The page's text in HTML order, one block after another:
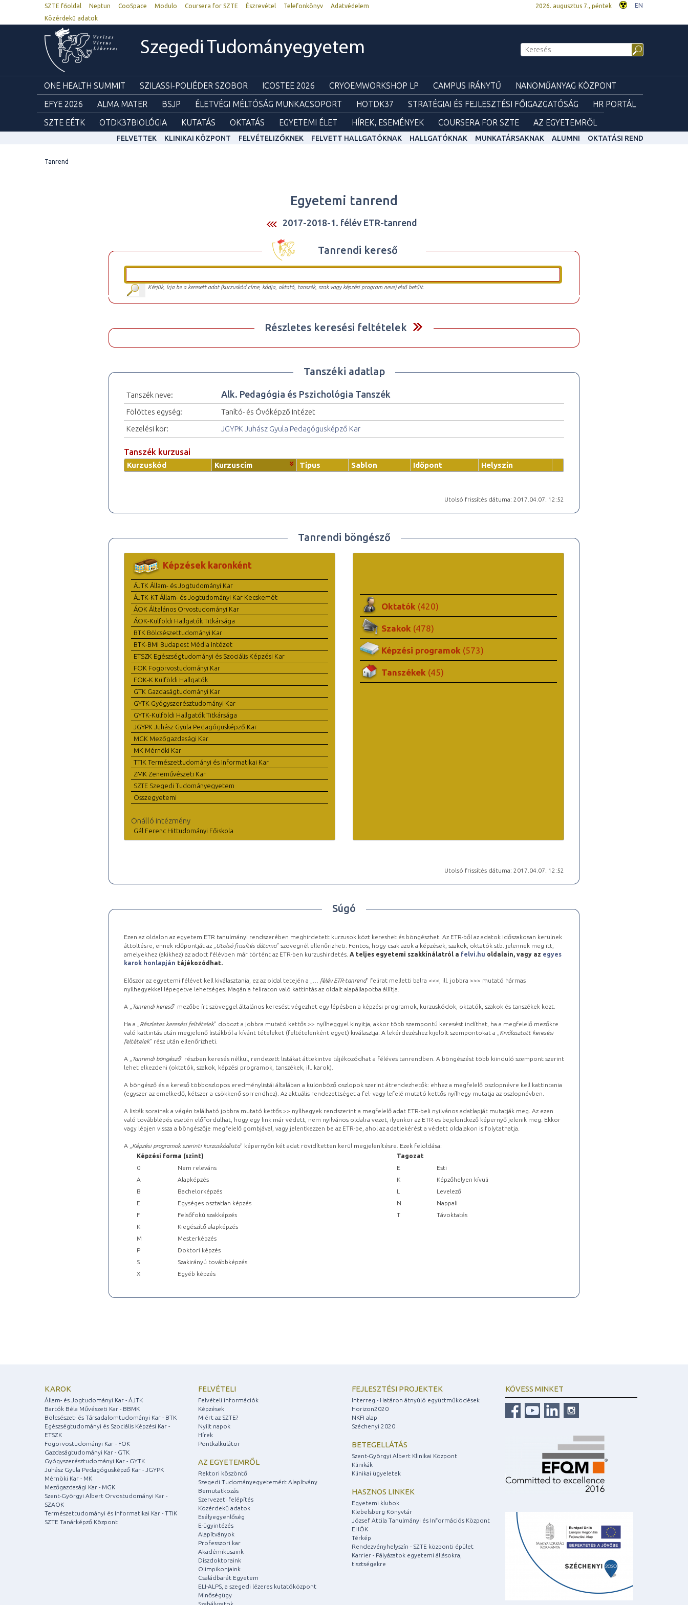
SZTE főoldal Neptun CooSpace Modulo Coursera for SZTE Észrevétel Telefonkönyv
Adatvédelem
Közérdekű adatok
2026. augusztus 7., péntek EN
Szegedi Tudományegyetem
ONE HEALTH SUMMIT SZILASSI-POLIÉDER SZOBOR ICOSTEE 2026 CRYOEMWORKSHOP LP CAMPUS IRÁNYTŰ
NANOMŰANYAG KÖZPONT
EFYE 2026
ALMA MATER BSJP ÉLETVÉGI MÉLTÓSÁG MUNKACSOPORT HOTDK37 STRATÉGIAI ÉS FEJLESZTÉSI FŐIGAZGATÓSÁG
HR PORTÁL
SZTE EÉTK
OTDK37BIOLÓGIA KUTATÁS OKTATÁS EGYETEMI ÉLET HÍREK, ESEMÉNYEK COURSERA FOR SZTE AZ EGYETEMRŐL
FELVETTEK KLINIKAI KÖZPONT FELVÉTELIZŐKNEK FELVETT HALLGATÓKNAK HALLGATÓKNAK MUNKATÁRSAKNAK ALUMNI OKTATÁSI REND
Tanrend
Egyetemi tanrend
2017-2018-1. félév ETR-tanrend
Tanrendi kereső
Kérjük, írja be a keresett adat (kurzuskód címe, kódja, oktató, tanszék, szak vagy képzési program neve) első betűit.
Részletes keresési feltételek
Tanszéki adatlap
Tanszék neve: Alk. Pedagógia és Pszichológia Tanszék
Fölöttes egység:
Tanító- és Óvóképző Intézet
Kezelési kör:
JGYPK Juhász Gyula Pedagógusképző Kar
Tanszék kurzusai
Kurzuskód Kurzuscím Típus Sablon Időpont Helyszín
Utolsó frissítés dátuma: 2017.04.07. 12:52
Tanrendi böngésző
Képzések karonként
ÁJTK Állam- és Jogtudományi Kar
ÁJTK-KT Állam- és Jogtudományi Kar Kecskemét
ÁOK Általános Orvostudományi Kar
ÁOK-Külföldi Hallgatók Titkársága
BTK Bölcsészettudományi Kar
BTK-BMI Budapest Média Intézet
ETSZK Egészségtudományi és Szociális Képzési Kar
FOK Fogorvostudományi Kar
FOK-K Külföldi Hallgatók
GTK Gazdaságtudományi Kar
GYTK Gyógyszerésztudományi Kar
GYTK-Külföldi Hallgatók Titkársága
JGYPK Juhász Gyula Pedagógusképző Kar
MGK Mezőgazdasági Kar
MK Mérnöki Kar
TTIK Természettudományi és Informatikai Kar
ZMK Zeneművészeti Kar
SZTE Szegedi Tudományegyetem
Összegyetemi
Önálló intézmény
Gál Ferenc Hittudományi Főiskola
Oktatók (420)
Szakok (478)
Képzési programok (573)
Tanszékek (45)
Utolsó frissítés dátuma: 2017.04.07. 12:52
Súgó
Ezen az oldalon az egyetem ETR tanulmányi rendszerében meghirdetett kurzusok közt kereshet és böngészhet. Az ETR-ből az adatok időszakosan kerülnek
áttöltésre, ennek időpontját az „ Utolsó frissítés dátuma” szövegnél ellenőrizheti. Fontos, hogy csak azok a képzések, szakok, oktatók stb. jelennek meg itt,
amelyekhez (akikhez) az adott félévben már történt az ETR-ben kurzushirdetés. A teljes egyetemi szakkínálatról a felvi.hu oldalain, vagy az egyes
karok honlapján tájékozódhat.
Először az egyetemi félévet kell kiválasztania, ez az oldal tetején a „ … félév ETR-tanrend” felirat melletti balra <<<, ill. jobbra >>> mutató hármas
nyílhegyekkel lépegetve lehetséges. Magán a feliraton való kattintás az oldalt alapállapotba állítja.
A „ Tanrendi kereső” mezőbe írt szöveggel általános keresést végezhet egy lépésben a képzési programok, kurzuskódok, oktatók, szakok és tanszékek közt.
Ha a „ Részletes keresési feltételek” dobozt a jobbra mutató kettős >> nyílheggyel kinyitja, akkor több szempontú keresést indíthat, ha a megfelelő mezőkre
való kattintás után megjelenő listákból a kívánt tételeket (feltételenként egyet) kiválasztja. A lekérdezéshez kijelölt szempontokat a „ Kiválasztott keresési
feltételek” rész után ellenőrizheti.
A „ Tanrendi böngésző” részben keresés nélkül, rendezett listákat áttekintve tájékozódhat a féléves tanrendben. A böngészést több kiinduló szempont szerint
lehet elkezdeni (oktatók, szakok, képzési programok, tanszékek, ill. karok).
A böngésző és a kereső többoszlopos eredménylistái általában a különböző oszlopok szerint átrendezhetők: ehhez a megfelelő oszlopnévre kell kattintania
(egyszer az emelkedő, kétszer a csökkenő sorrendhez). Az aktuális rendezettséget a fel- vagy lefelé mutató kettős nyílhegy mutatja az oszlopnévben.
A listák sorainak a végén található jobbra mutató kettős >> nyílhegyek rendszerint a megfelelő adat ETR-beli nyilvános adatlapját mutatják meg. Az ezen
való továbblépés esetén előfordulhat, hogy egy link már védett, nem nyilvános oldalra vezet, ilyenkor az ETR-es bejelentkező képernyő jelenik meg. Ekkor
vagy lépjen vissza a böngészője megfelelő gombjával, vagy jelentkezzen be az ETR-be, ahol az adatlekérést a védett oldalakon is folytathatja.
A „ Képzési programok szerinti kurzuskódlista” képernyőn két adat rövidítetten kerül megjelenítésre. Ezek feloldása:
Képzési forma (szint)
Tagozat
0
Nem releváns E
Esti
A
Alapképzés K
Képzőhelyen kívüli
B
Bachelorképzés L
Levelező
E
Egységes osztatlan képzés N
Nappali
F
Felsőfokú szakképzés T
Távoktatás
K
Kiegészítő alapképzés
M
Mesterképzés
P
Doktori képzés
S
Szakirányú továbbképzés
X
Egyéb képzés
KAROK
Állam- és Jogtudományi Kar - ÁJTK
Bartók Béla Művészeti Kar - BBMK
Bölcsészet- és Társadalomtudományi Kar - BTK
Egészségtudományi és Szociális Képzési Kar -
ETSZK
Fogorvostudományi Kar - FOK
Gazdaságtudományi Kar - GTK
Gyógyszerésztudományi Kar - GYTK
Juhász Gyula Pedagógusképző Kar - JGYPK
Mérnöki Kar - MK
Mezőgazdasági Kar - MGK
Szent-Györgyi Albert Orvostudományi Kar -
SZAOK
Természettudományi és Informatikai Kar - TTIK
SZTE Tanárképző Központ
FELVÉTELI
Felvételi információk
Képzések
Miért az SZTE?
Nyílt napok
Hírek
Pontkalkulátor
AZ EGYETEMRŐL
Rektori köszöntő
Szegedi Tudományegyetemért Alapítvány
Bemutatkozás
Szervezeti felépítés
Közérdekű adatok
Esélyegyenlőség
E-ügyintézés
Alapítványok
Professzori kar
Akadémikusaink
Díszdoktoraink
Olimpikonjaink
Családbarát Egyetem
ELI-ALPS, a szegedi lézeres kutatóközpont
Minőségügy
Szabályzatok
FEJLESZTÉSI PROJEKTEK
Interreg - Határon átnyúló együttműködések
Horizon2020
NKFI alap
Széchenyi 2020
BETEGELLÁTÁS
Szent-Györgyi Albert Klinikai Központ
Klinikák
Klinikai ügyeletek
HASZNOS LINKEK
Egyetemi klubok
Klebelsberg Könyvtár
József Attila Tanulmányi és Információs Központ
EHÖK
Térkép
Rendezvényhelyszín - SZTE központi épület
Karrier - Pályázatok egyetemi állásokra,
tisztségekre
KÖVESS MINKET